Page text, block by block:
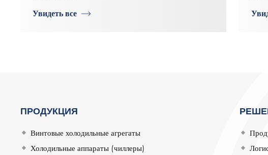
Увидеть все
ПРОДУКЦИЯ
Винтовые холодильные агрегаты
Холодильные аппараты (чиллеры)